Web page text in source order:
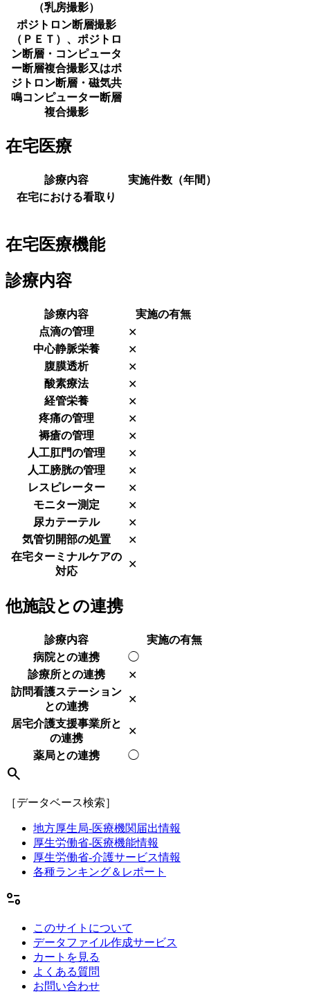
（乳房撮影）
ポジトロン断層撮影
（ＰＥＴ）、ポジトロ
ン断層・コンピュータ
ー断層複合撮影又はポ
ジトロン断層・磁気共
鳴コンピューター断層
複合撮影
在宅医療
診療内容
実施件数（年間）
在宅における看取り
在宅医療機能
診療内容
診療内容
実施の有無
点滴の管理
✕
中心静脈栄養
✕
腹膜透析
✕
酸素療法
✕
経管栄養
✕
疼痛の管理
✕
褥瘡の管理
✕
人工肛門の管理
✕
人工膀胱の管理
✕
レスピレーター
✕
モニター測定
✕
尿カテーテル
✕
気管切開部の処置
✕
在宅ターミナルケアの
対応
✕
他施設との連携
診療内容
実施の有無
病院との連携
◯
診療所との連携
✕
訪問看護ステーション
との連携
✕
居宅介護支援事業所と
の連携
✕
薬局との連携 ◯
search
［データベース検索］
地方厚生局-医療機関届出情報
厚生労働省-医療機能情報
厚生労働省-介護サービス情報
各種ランキング＆レポート
page_info
このサイトについて
データファイル作成サービス
カートを見る
よくある質問
お問い合わせ